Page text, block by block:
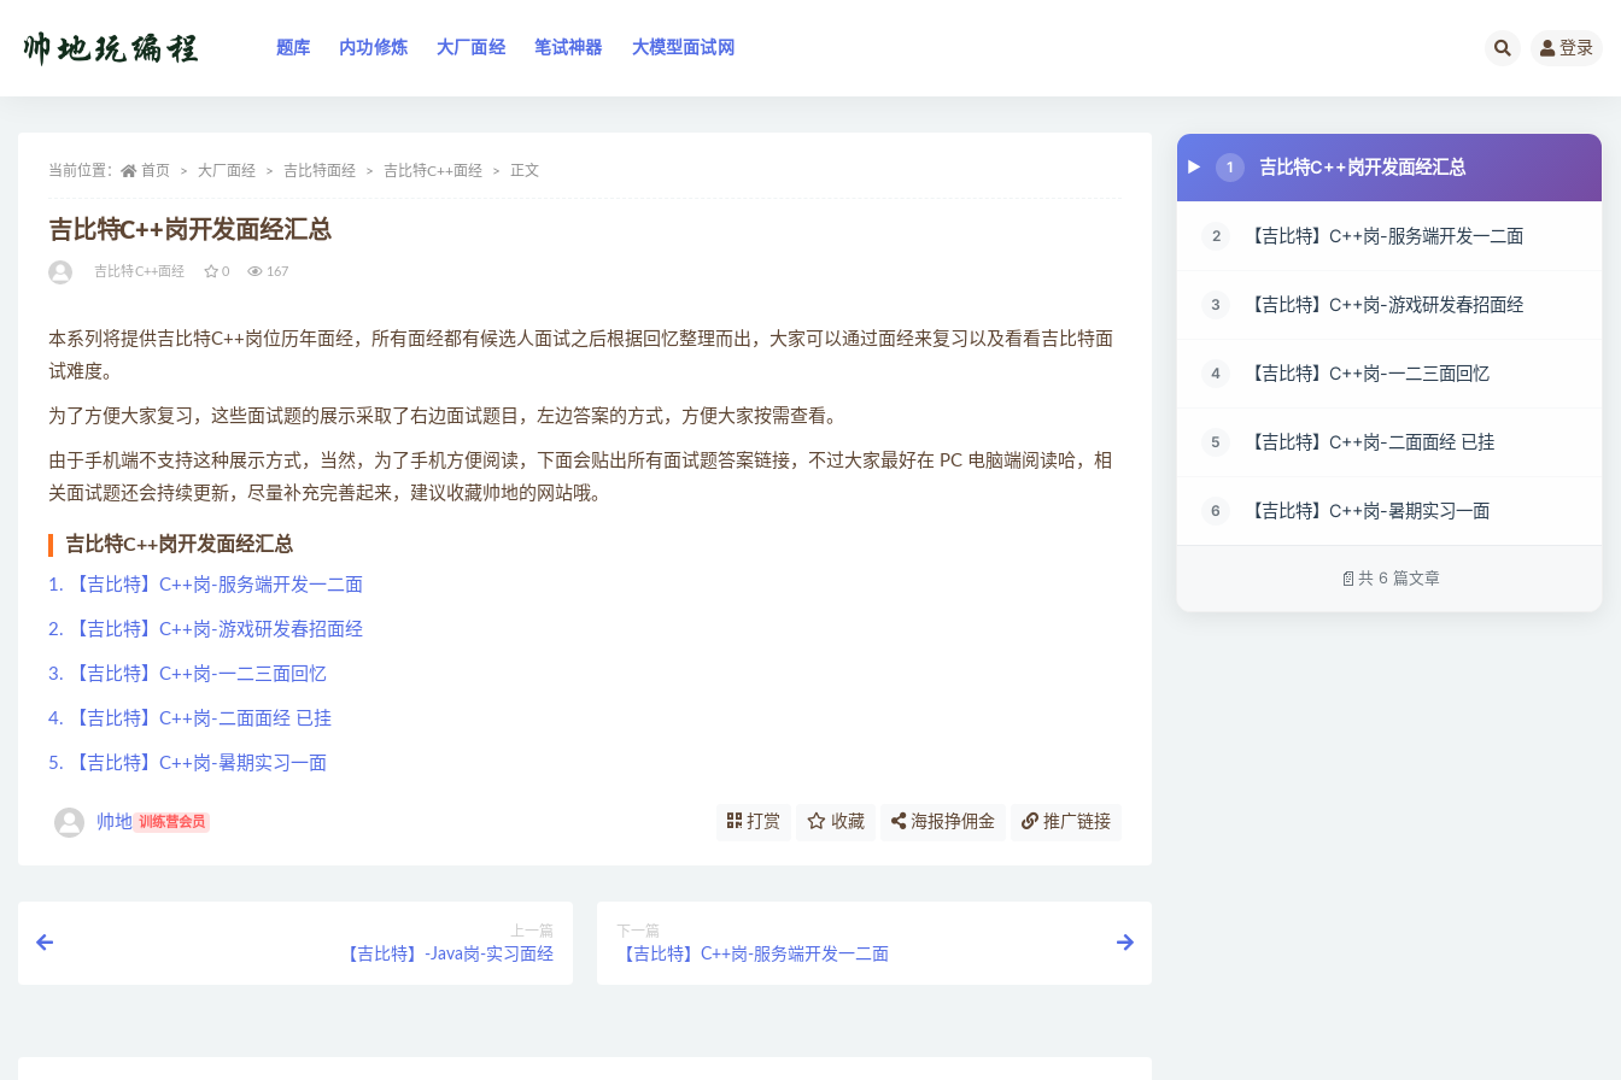
题库 内功修炼 大厂面经 笔试神器 大模型面试网 登录
当前位置： 首页 大厂面经 吉比特面经 吉比特C++面经 正文
吉比特C++岗开发面经汇总
吉比特C++面经 0 167
本系列将提供吉比特C++岗位历年面经，所有面经都有候选人面试之后根据回忆整理而出，大家可以通过面经来复习以及看看吉比特面
试难度。
为了方便大家复习，这些面试题的展示采取了右边面试题目，左边答案的方式，方便大家按需查看。
由于手机端不支持这种展示方式，当然，为了手机方便阅读，下面会贴出所有面试题答案链接，不过大家最好在 PC 电脑端阅读哈，相
关面试题还会持续更新，尽量补充完善起来，建议收藏帅地的网站哦。
吉比特C++岗开发面经汇总
1. 【吉比特】C++岗-服务端开发一二面
2. 【吉比特】C++岗-游戏研发春招面经
3. 【吉比特】C++岗-一二三面回忆
4. 【吉比特】C++岗-二面面经 已挂
5. 【吉比特】C++岗-暑期实习一面
帅地 训练营会员 打赏 收藏 海报挣佣金 推广链接
上一篇
【吉比特】-Java岗-实习面经
下一篇
【吉比特】C++岗-服务端开发一二面
1 吉比特C++岗开发面经汇总
2 【吉比特】C++岗-服务端开发一二面
3 【吉比特】C++岗-游戏研发春招面经
4 【吉比特】C++岗-一二三面回忆
5 【吉比特】C++岗-二面面经 已挂
6 【吉比特】C++岗-暑期实习一面
共 6 篇文章